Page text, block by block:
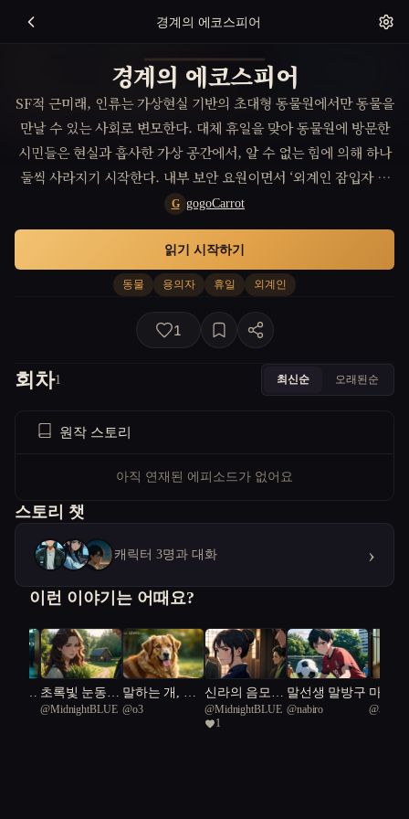
경계의 에코스피어
경계의 에코스피어
SF적 근미래, 인류는 가상현실 기반의 초대형 동물원에서만 동물을
만날 수 있는 사회로 변모한다. 대체 휴일을 맞아 동물원에 방문한
시민들은 현실과 흡사한 가상 공간에서, 알 수 없는 힘에 의해 하나
둘씩 사라지기 시작한다. 내부 보안 요원이면서 ‘외계인 잠입자 추
적’ 임무를 띤 주인공은 실종자 목록에 동물을 자유자재로 조종하는
미확인 용의자가 포함되어 있음을 발견한다. 그러나 끔찍한 진상은,
이 모든 사건의 배후에 스며든 외계 문명의 개입과, 초능력에 각성
한 한 인간의 절박한 복수극임이 밝혀지며, 휴일이 끝나기 전 현실
과 환상의 경계를 부숴야만 모두를 구할 수 있다는 극한의 딜레마와
맞닥뜨린다.
G gogoCarrot
동물 용의자 휴일 외계인
읽기 시작하기
1
회차1 최신순 오래된순
원작 스토리
아직 연재된 에피소드가 없어요
스토리 챗
캐릭터 3명과 대화 ›
이런 이야기는 어때요?
적을 초록빛 눈동자
와 금단의 탑
@MidnightBLUE
말하는 개, 뭉
치
@o3
신라의 음모와
우정
@MidnightBLUE
1
말선생 말방구
@nabiro
마지
@제나